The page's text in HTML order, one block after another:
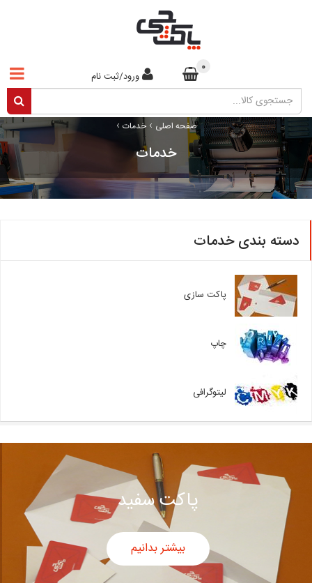
ورود/ثبت نام
0
صفحه اصلی › خدمات ›
خدمات
دسته بندی خدمات
پاکت سازی
چاپ
لیتوگرافی
پاکت سفید
بیشتر بدانیم